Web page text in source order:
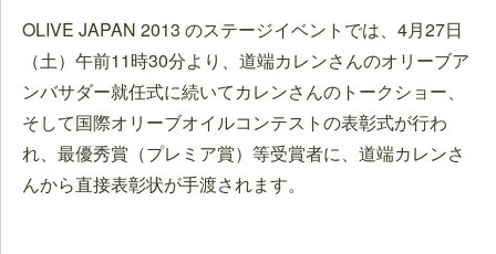
OLIVE JAPAN 2013 のステージイベントでは、4月27日
（土）午前11時30分より、道端カレンさんのオリーブア
ンバサダー就任式に続いてカレンさんのトークショー、
そして国際オリーブオイルコンテストの表彰式が行わ
れ、最優秀賞（プレミア賞）等受賞者に、道端カレンさ
んから直接表彰状が手渡されます。